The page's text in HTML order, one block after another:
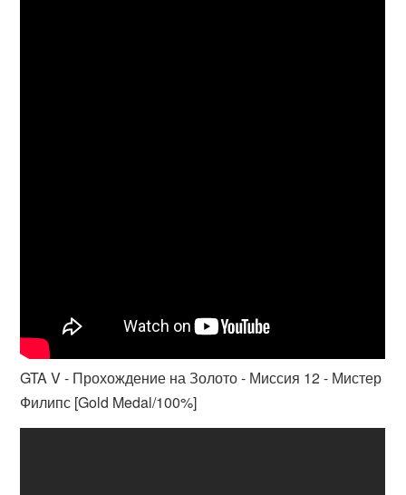
GTA V - Прохождение на Золото - Миссия 12 - Мистер
Филипс [Gold Medal/100%]